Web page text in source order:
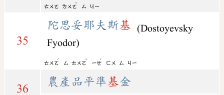
ㄊㄨㄛ ㄌㄨㄛ
ˋ
ㄙ ㄐㄧ
35
陀思妥耶夫斯基
(Dostoyevsky
Fyodor)
ㄊㄨㄛ
ˊ
ㄙ ㄊㄨㄛ
ˇ
ㄧㄝ
ˊ
ㄈㄨ ㄙ ㄐㄧ
36
農產品平準 基金